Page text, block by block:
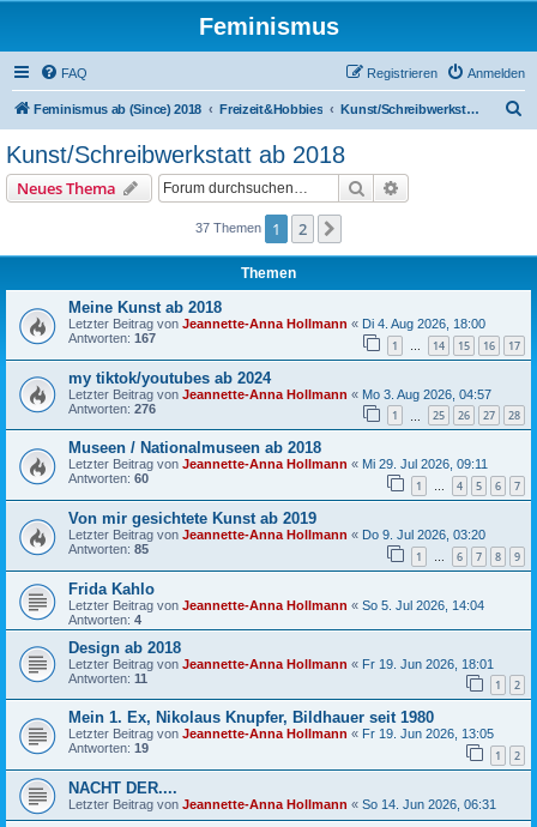
Feminismus
FAQ Anmelden
Registrieren
Feminismus ab (Since) 2018 Freizeit&Hobbies Kunst/Schreibwerkstatt ab 2018
Kunst/Schreibwerkstatt ab 2018
Neues Thema Suche
37 Themen 1 2
Themen
Meine Kunst ab 2018
Letzter Beitrag von Jeannette-Anna Hollmann « Di 4. Aug 2026, 18:00
Antworten: 167 1 … 14 15 16 17
my tiktok/youtubes ab 2024
Letzter Beitrag von Jeannette-Anna Hollmann « Mo 3. Aug 2026, 04:57
Antworten: 276 1 25 26 27 28
Museen / Nationalmuseen ab 2018
Letzter Beitrag von Jeannette-Anna Hollmann « Mi 29. Jul 2026, 09:11
Antworten: 60 1 … 4 5 6 7
Von mir gesichtete Kunst ab 2019
Letzter Beitrag von Jeannette-Anna Hollmann « Do 9. Jul 2026, 03:20
Antworten: 85 1 … 6 7 8 9
Frida Kahlo
Letzter Beitrag von Jeannette-Anna Hollmann « So 5. Jul 2026, 14:04
Antworten: 4
Design ab 2018
Letzter Beitrag von Jeannette-Anna Hollmann « Fr 19. Jun 2026, 18:01
Antworten: 11 1 2
Mein 1. Ex, Nikolaus Knupfer, Bildhauer seit 1980
Letzter Beitrag von Jeannette-Anna Hollmann « Fr 19. Jun 2026, 13:05
Antworten: 19 1 2
NACHT DER....
Letzter Beitrag von Jeannette-Anna Hollmann « So 14. Jun 2026, 06:31